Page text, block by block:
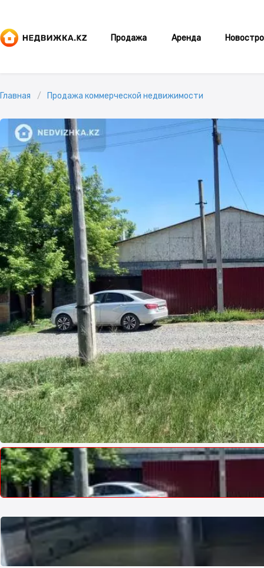
Продажа Аренда
Главная Продажа коммерческой недвижимости